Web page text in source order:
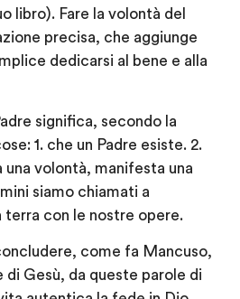
libro). Fare la volontà del
precisa, che aggiunge
dedicarsi al bene e alla
significa, secondo la
1. che un Padre esiste. 2.
una volontà, manifesta una
siamo chiamati a
terra con le nostre opere.
come fa Mancuso,
di Gesù, da queste parole di